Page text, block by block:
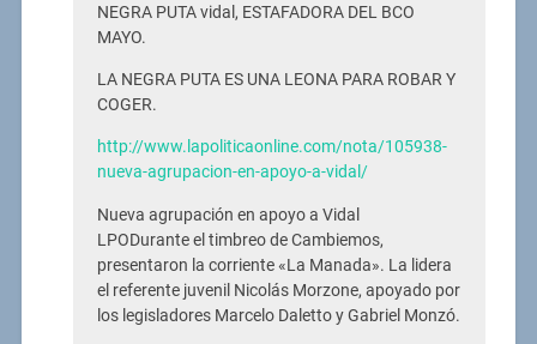
NEGRA PUTA vidal, ESTAFADORA DEL BCO
MAYO.
LA NEGRA PUTA ES UNA LEONA PARA ROBAR Y
COGER.
http://www.lapoliticaonline.com/nota/105938-
nueva-agrupacion-en-apoyo-a-vidal/
Nueva agrupación en apoyo a Vidal
LPODurante el timbreo de Cambiemos,
presentaron la corriente «La Manada». La lidera
el referente juvenil Nicolás Morzone, apoyado por
los legisladores Marcelo Daletto y Gabriel Monzó.